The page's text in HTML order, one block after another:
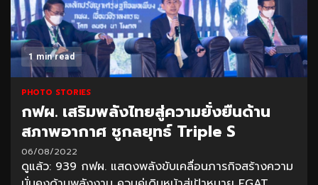
1 min read
PHOTO STORIES
กฟผ. เสริมพลังไทยสู่ความยั่งยืนด้าน
สภาพอากาศ ชูกลยุทธ์ Triple S
06/08/2022
ดูแล้ว: 939 กฟผ. แสดงพลังขับเคลื่อนภารกิจสร้างความ